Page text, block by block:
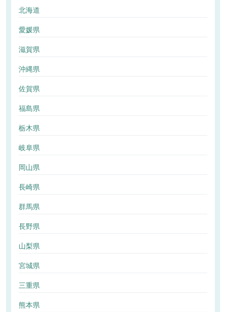
北海道
愛媛県
滋賀県
沖縄県
佐賀県
福島県
栃木県
岐阜県
岡山県
長崎県
群馬県
長野県
山梨県
宮城県
三重県
熊本県